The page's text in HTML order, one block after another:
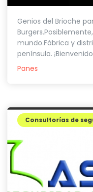
Genios del Brioche
mundo.Fábrica y
península.
Panes
Consultorías de